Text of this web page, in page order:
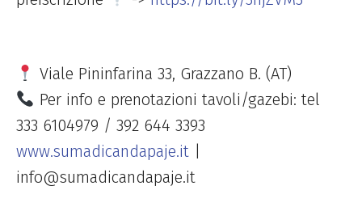
Viale Pininfarina 33, Grazzano B. (AT)
Per info e prenotazioni tavoli/gazebi: tel
333 6104979 / 392 644 3393
www.sumadicandapaje.it
info@sumadicandapaje.it